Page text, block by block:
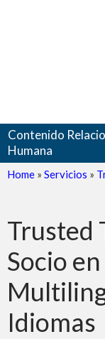
Contenido
Humana
Home » Servicios »
Trusted
Socio
Idiomas